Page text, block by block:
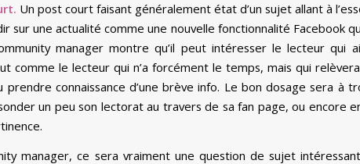
Un post court faisant généralement état d’un sujet allant à
sur une actualité comme une nouvelle fonctionnalité Facebook
manager montre qu’il peut intéresser le lecteur
comme le lecteur qui n’a forcément le temps, mais qui
prendre connaissance d’une brève info. Le bon dosage sera à
un peu son lectorat au travers de sa fan page, ou encore
manager, ce sera vraiment une question de sujet